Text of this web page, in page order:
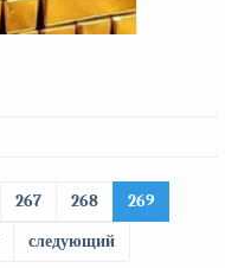
267 268
269
следующий